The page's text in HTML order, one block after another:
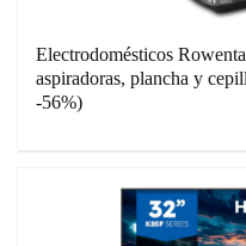
Electrodomésticos
aspiradoras, plancha y
-56%)